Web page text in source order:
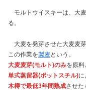
モルトウイスキーは、大
る。
大麦を発芽させた大麦麦
この作業を製麦という。
大麦麦芽(モルト)のみを原料
単式蒸留器(ポットスチル)に
木樽で最低3年間熟成させた